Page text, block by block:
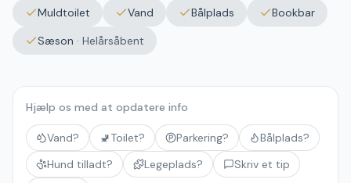
Ingen fil valgt
Muldtoilet
Vand Bålplads
Bookbar
Sæson · Helårsåbent
Hjælp os med at opdatere info
Vand? 🚽Toilet? Parkering?
Bålplads?
Hund tilladt?
Legeplads?
Skriv et tip